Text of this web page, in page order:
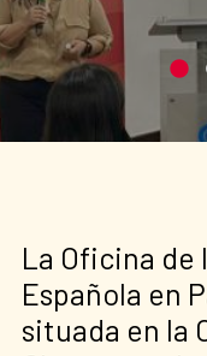
La Oficina de
Española en
situada en la